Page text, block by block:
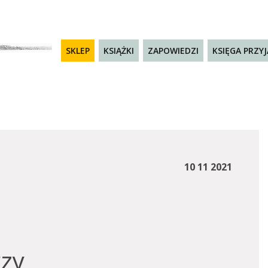
SKLEP KSIĄŻKI ZAPOWIEDZI KSIĘGA
10 11 2021